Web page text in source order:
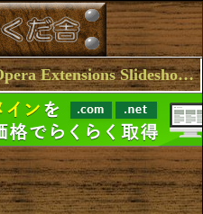
日誌の検索 [タグ:Chrome Opera Extensions SlideshowPlayer] 1～2(2件中)